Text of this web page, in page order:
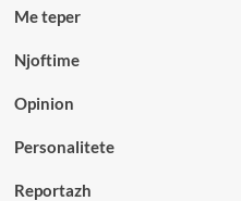
Me teper
Njoftime
Opinion
Personalitete
Reportazh